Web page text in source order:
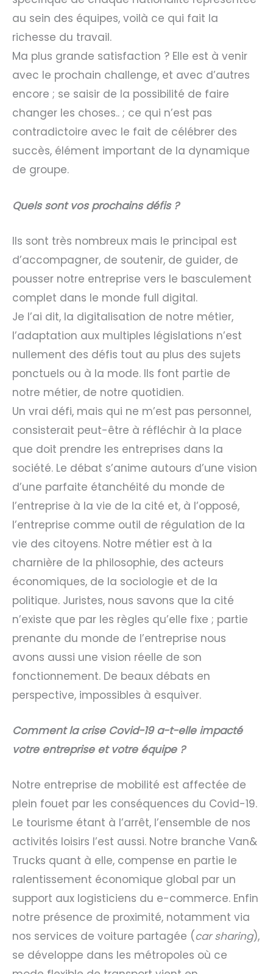
au sein des équipes, voilà ce qui fait la
richesse du travail.
Ma plus grande satisfaction ? Elle est à venir
avec le prochain challenge, et avec d’autres
encore ; se saisir de la possibilité de faire
changer les choses.. ; ce qui n’est pas
contradictoire avec le fait de célébrer des
succès, élément important de la dynamique
de groupe.
Quels sont vos prochains défis ?
Ils sont très nombreux mais le principal est
d’accompagner, de soutenir, de guider, de
pousser notre entreprise vers le basculement
complet dans le monde full digital.
Je l’ai dit, la digitalisation de notre métier,
l’adaptation aux multiples législations n’est
nullement des défis tout au plus des sujets
ponctuels ou à la mode. Ils font partie de
notre métier, de notre quotidien.
Un vrai défi, mais qui ne m’est pas personnel,
consisterait peut-être à réfléchir à la place
que doit prendre les entreprises dans la
société. Le débat s’anime autours d’une vision
d’une parfaite étanchéité du monde de
l’entreprise à la vie de la cité et, à l’opposé,
l’entreprise comme outil de régulation de la
vie des citoyens. Notre métier est à la
charnière de la philosophie, des acteurs
économiques, de la sociologie et de la
politique. Juristes, nous savons que la cité
n’existe que par les règles qu’elle fixe ; partie
prenante du monde de l’entreprise nous
avons aussi une vision réelle de son
fonctionnement. De beaux débats en
perspective, impossibles à esquiver.
Comment la crise Covid-19 a-t-elle impacté
votre entreprise et votre équipe ?
Notre entreprise de mobilité est affectée de
plein fouet par les conséquences du Covid-19.
Le tourisme étant à l’arrêt, l’ensemble de nos
activités loisirs l’est aussi. Notre branche Van&
Trucks quant à elle, compense en partie le
ralentissement économique global par un
support aux logisticiens du e-commerce. Enfin
notre présence de proximité, notamment via
nos services de voiture partagée (car sharing),
se développe dans les métropoles où ce